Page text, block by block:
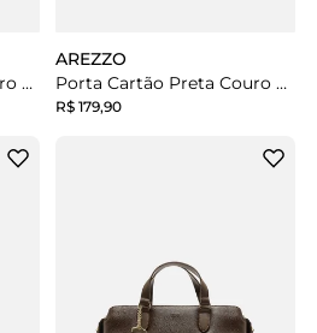
Bolsa Tote Marrom Couro Média Metais
AREZZO
Porta Cartão Preta Couro Pequena Metais
R$ 179,90